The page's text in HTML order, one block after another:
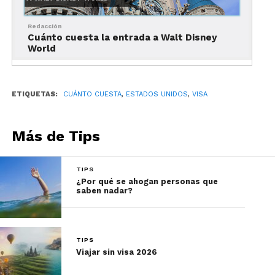
Una vez que hagas el depósito te darán un recibo
original por la transacción, cuyo número de
calendario para programar tu cita.
donde podrás recoger tu visa, si es aprobada.
->-> TAMBIÉN PODRÍA INTERESARTE: PAÍSES
DONDE NO PIDEN VISA A MEXICANOS <-<-
Redacción
Cuánto cuesta la entrada a Walt Disney
World
ETIQUETAS: CUÁNTO CUESTA, ESTADOS UNIDOS, VISA
Más de Tips
TIPS
¿Por qué se ahogan personas que
saben nadar?
TIPS
Viajar sin visa 2026